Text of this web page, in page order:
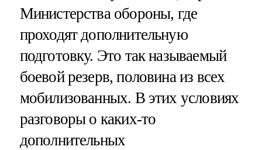
Министерства обороны, где
проходят дополнительную
подготовку. Это так называемый
боевой резерв, половина из всех
мобилизованных. В этих условиях
разговоры о каких-то
дополнительных